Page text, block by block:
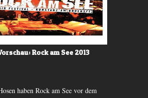
Rock am See 2013
haben Rock am See vor dem